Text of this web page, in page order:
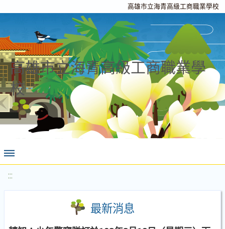
高雄市立海青高級工商職業學校
高雄市立海青高級工商職業學
校
:::
最新消息